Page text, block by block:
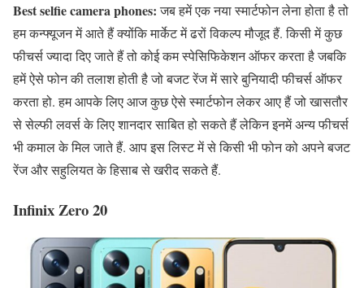
Best selfie camera phones:जब हमें एक नया स्मार्टफोन लेना होता है तो
हम कन्फ्यूजन में आते हैं क्योंकि मार्केट में ढरों विकल्प मौजूद हैं. किसी में कुछ
फीचर्स ज्यादा दिए जाते हैं तो कोई कम स्पेसिफिकेशन ऑफर करता है जबकि
हमें ऐसे फोन की तलाश होती है जो बजट रेंज में सारे बुनियादी फीचर्स ऑफर
करता हो. हम आपके लिए आज कुछ ऐसे स्मार्टफोन लेकर आए हैं जो खासतौर
से सेल्फी लवर्स के लिए शानदार साबित हो सकते हैं लेकिन इनमें अन्य फीचर्स
भी कमाल के मिल जाते हैं. आप इस लिस्ट में से किसी भी फोन को अपने बजट
रेंज और सहुलियत के हिसाब से खरीद सकते हैं.
Infinix Zero 20